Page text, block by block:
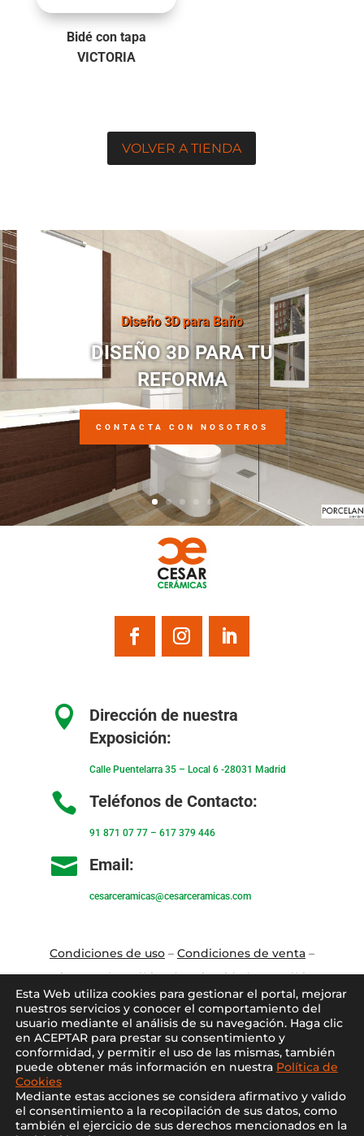
Bidé con tapa
VICTORIA
VOLVER A TIENDA
Diseño 3D para Baño
DISEÑO 3D PARA TU
REFORMA
CONTACTA CON NOSOTROS

Dirección de nuestra
Exposición:
Calle Puentelarra 35 – Local 6 -28031 Madrid
 Teléfonos de Contacto:
91 871 07 77– 617 379 446
 Email:
cesarceramicas@cesarceramicas.com
Condiciones de uso– Condiciones de venta–
Aviso Legal–Política de privacidad –Política
de cookies
Blog–Contacto–Conócenos –Mi Cuenta
Esta Web utiliza cookies para gestionar el portal, mejorar
nuestros servicios y conocer el comportamiento del
usuario mediante el análisis de su navegación. Haga clic
en ACEPTAR para prestar su consentimiento y
conformidad, y permitir el uso de las mismas, también
puede obtener más información en nuestra Política de
Cookies
Mediante estas acciones se considera afirmativo y valido
el consentimiento a la recopilación de sus datos, como
también el ejercicio de sus derechos mencionados en la